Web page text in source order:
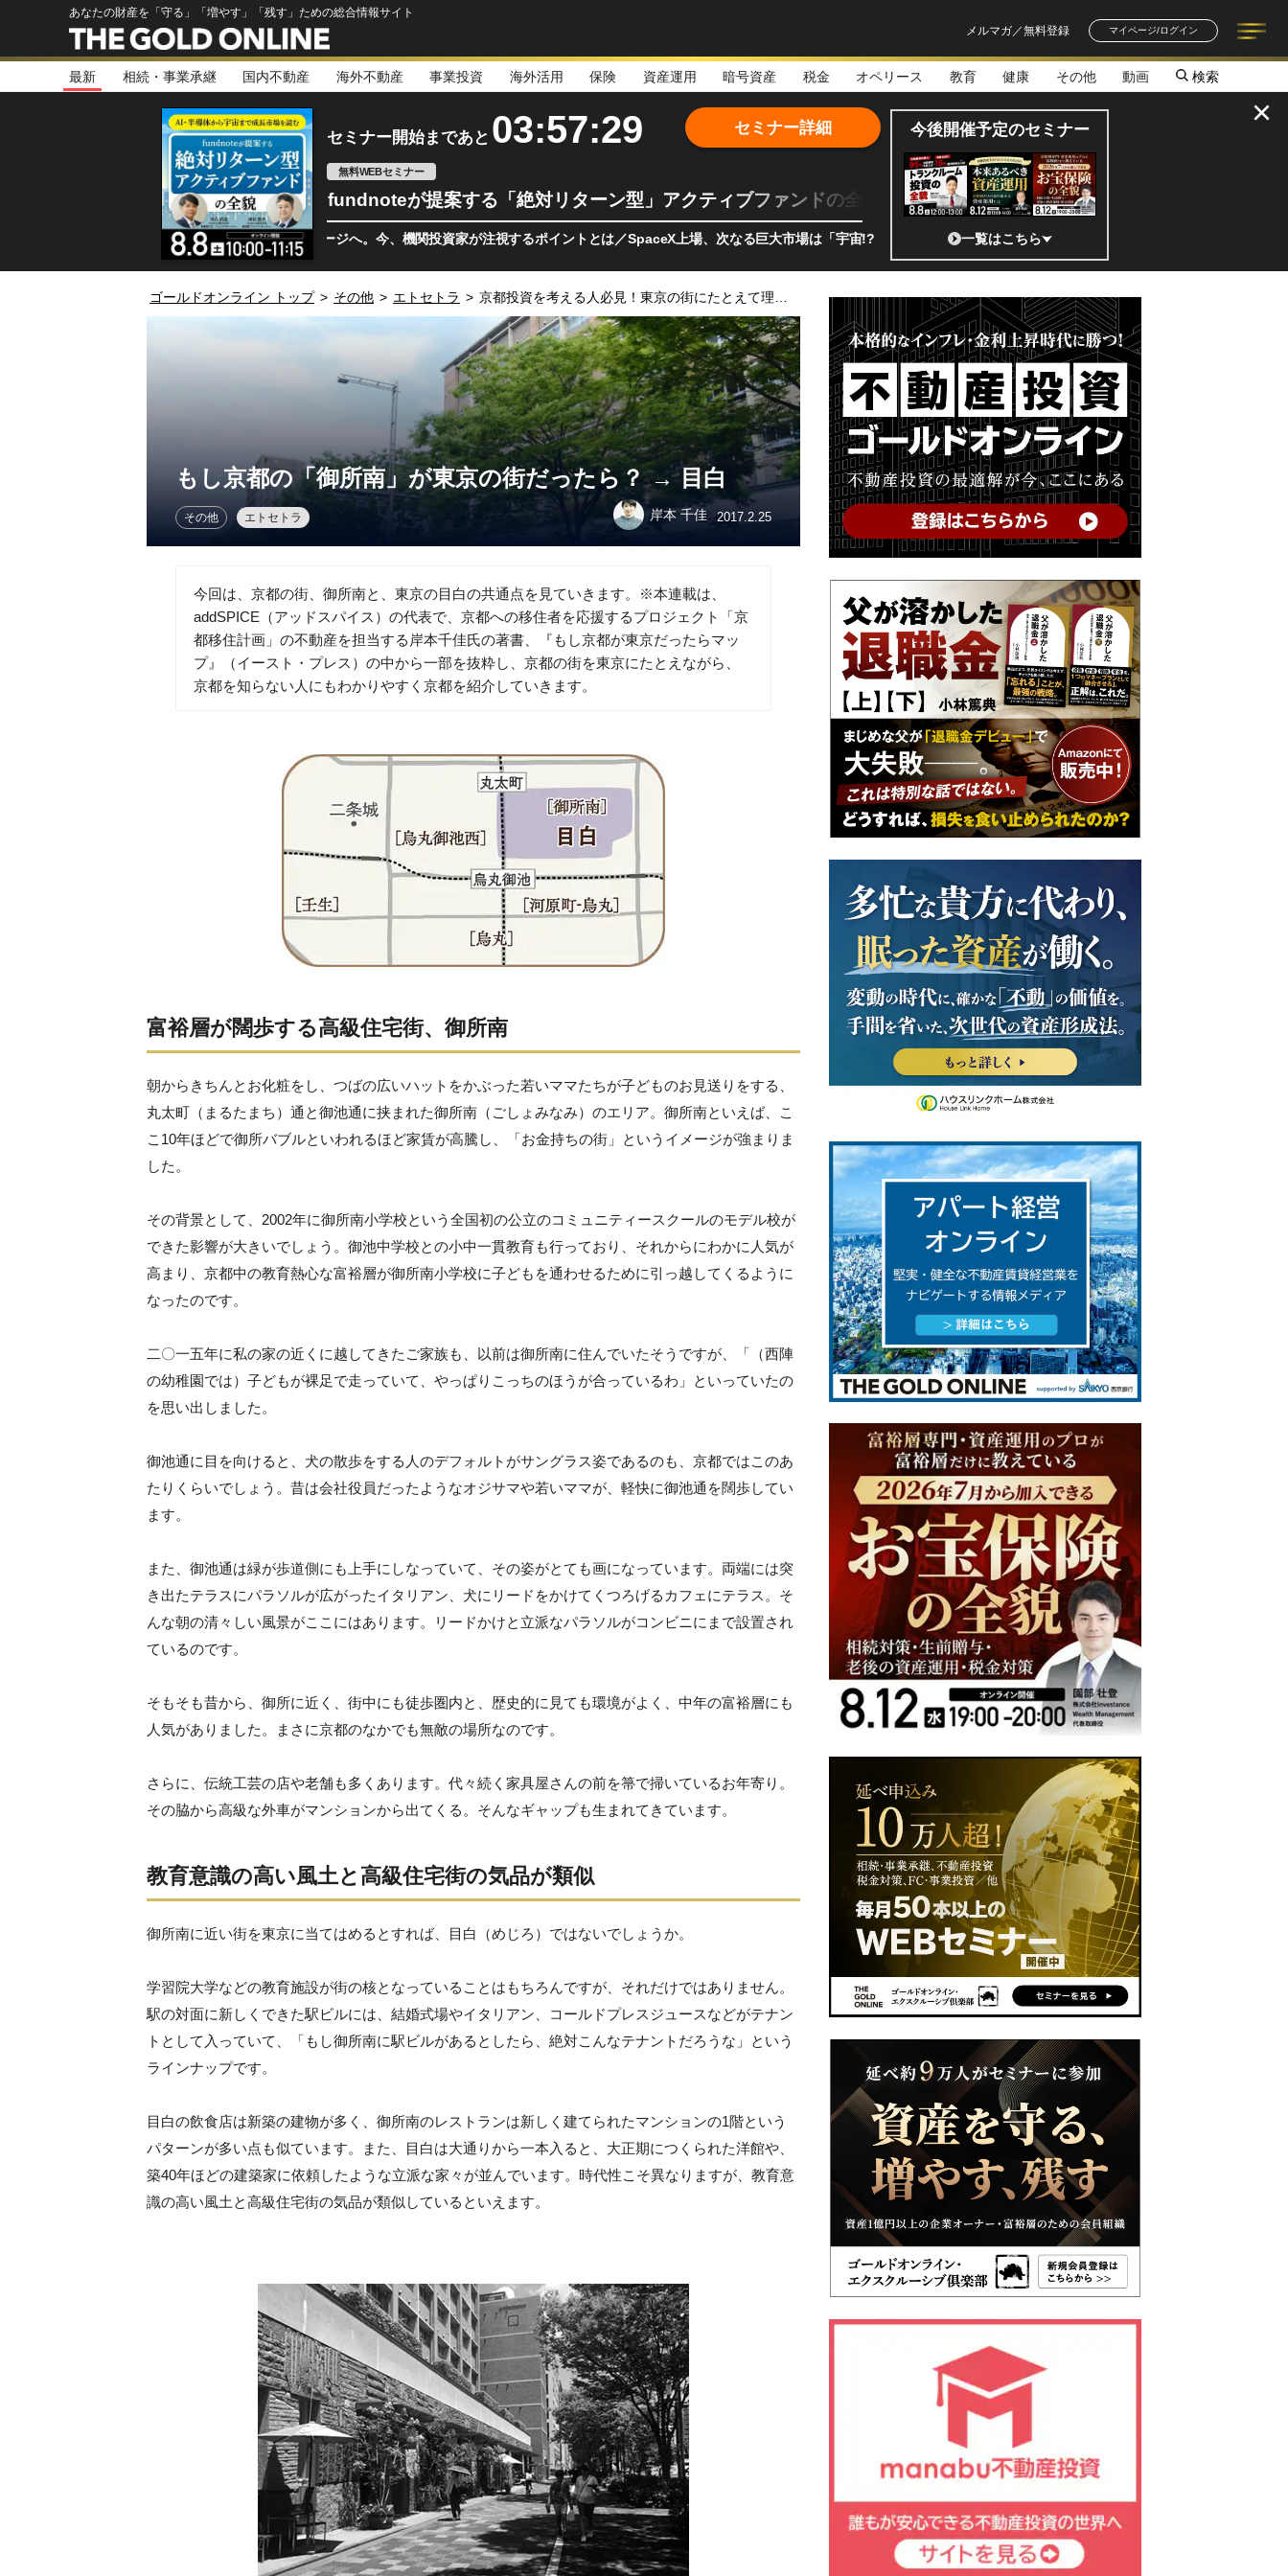
あなたの財産を「守る」「増やす」「残す」ための総合情報サイト
メルマガ／無料登録
マイページ/ログイン
記事一覧
著者一覧
最新 相続・事業承継 国内不動産 海外不動産 事業投資 海外活用 保険 資産運用 暗号資産 税金 オペリース 教育 健康 その他 動画 検索
セミナー開始まであと 03:57:28
無料WEBセミナー
fundnoteが提案する「絶対リターン型」アクティブファンドの全貌
半導体相場は次のステージへ。今、機関投資家が注視するポイントとは／SpaceX上場、次なる巨大市場は「宇宙!?」 日本の宇宙ベンチャーのココがスゴイ！／補助金から実需へ、知られざる宇
セミナー詳細 今後開催予定のセミナー
一覧はこちら
×
ゴールドオンライン トップ > その他 > エトセトラ >
もし京都の「御所南」が東京の街だったら？ → 目白
その他 エトセトラ 岸本 千佳 2017.2.25
今回は、京都の街、御所南と、東京の目白の共通点を見ていきます。※本連載は、
addSPICE（アッドスパイス）の代表で、京都への移住者を応援するプロジェクト「京
都移住計画」の不動産を担当する岸本千佳氏の著書、『もし京都が東京だったらマッ
プ』（イースト・プレス）の中から一部を抜粋し、京都の街を東京にたとえながら、
京都を知らない人にもわかりやすく京都を紹介していきます。
富裕層が闊歩する高級住宅街、御所南
朝からきちんとお化粧をし、つばの広いハットをかぶった若いママたちが子どものお見送りをする、
丸太町（まるたまち）通と御池通に挟まれた御所南（ごしょみなみ）のエリア。御所南といえば、こ
こ10年ほどで御所バブルといわれるほど家賃が高騰し、「お金持ちの街」というイメージが強まりま
した。
その背景として、2002年に御所南小学校という全国初の公立のコミュニティースクールのモデル校が
できた影響が大きいでしょう。御池中学校との小中一貫教育も行っており、それからにわかに人気が
高まり、京都中の教育熱心な富裕層が御所南小学校に子どもを通わせるために引っ越してくるように
なったのです。
二〇一五年に私の家の近くに越してきたご家族も、以前は御所南に住んでいたそうですが、「（西陣
の幼稚園では）子どもが裸足で走っていて、やっぱりこっちのほうが合っているわ」といっていたの
を思い出しました。
御池通に目を向けると、犬の散歩をする人のデフォルトがサングラス姿であるのも、京都ではこのあ
たりくらいでしょう。昔は会社役員だったようなオジサマや若いママが、軽快に御池通を闊歩してい
ます。
また、御池通は緑が歩道側にも上手にしなっていて、その姿がとても画になっています。両端には突
き出たテラスにパラソルが広がったイタリアン、犬にリードをかけてくつろげるカフェにテラス。そ
んな朝の清々しい風景がここにはあります。リードかけと立派なパラソルがコンビニにまで設置され
ているのです。
そもそも昔から、御所に近く、街中にも徒歩圏内と、歴史的に見ても環境がよく、中年の富裕層にも
人気がありました。まさに京都のなかでも無敵の場所なのです。
さらに、伝統工芸の店や老舗も多くあります。代々続く家具屋さんの前を箒で掃いているお年寄り。
その脇から高級な外車がマンションから出てくる。そんなギャップも生まれてきています。
教育意識の高い風土と高級住宅街の気品が類似
御所南に近い街を東京に当てはめるとすれば、目白（めじろ）ではないでしょうか。
学習院大学などの教育施設が街の核となっていることはもちろんですが、それだけではありません。
駅の対面に新しくできた駅ビルには、結婚式場やイタリアン、コールドプレスジュースなどがテナン
トとして入っていて、「もし御所南に駅ビルがあるとしたら、絶対こんなテナントだろうな」という
ラインナップです。
目白の飲食店は新築の建物が多く、御所南のレストランは新しく建てられたマンションの1階という
パターンが多い点も似ています。また、目白は大通りから一本入ると、大正期につくられた洋館や、
築40年ほどの建築家に依頼したような立派な家々が並んでいます。時代性こそ異なりますが、教育意
識の高い風土と高級住宅街の気品が類似しているといえます。